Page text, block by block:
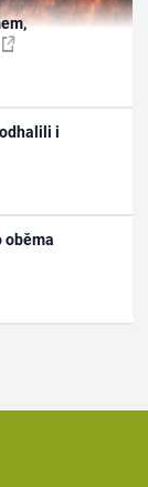
i
oběma